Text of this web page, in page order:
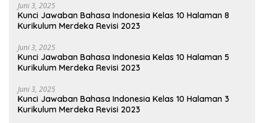
Juni 3, 2025
Kunci Jawaban Bahasa Indonesia Kelas 10 Halaman 8
Kurikulum Merdeka Revisi 2023
Juni 3, 2025
Kunci Jawaban Bahasa Indonesia Kelas 10 Halaman 5
Kurikulum Merdeka Revisi 2023
Juni 3, 2025
Kunci Jawaban Bahasa Indonesia Kelas 10 Halaman 3
Kurikulum Merdeka Revisi 2023